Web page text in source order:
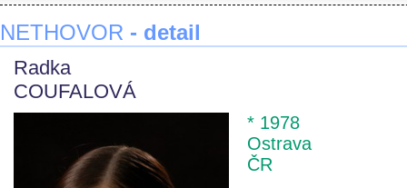
NETHOVOR - detail
Radka
COUFALOVÁ
* 1978
Ostrava
ČR